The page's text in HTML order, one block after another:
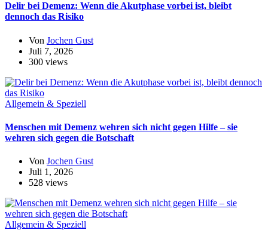
Delir bei Demenz: Wenn die Akutphase vorbei ist, bleibt
dennoch das Risiko
Von Jochen Gust
Juli 7, 2026
300 views
Allgemein & Speziell
Menschen mit Demenz wehren sich nicht gegen Hilfe – sie
wehren sich gegen die Botschaft
Von Jochen Gust
Juli 1, 2026
528 views
Allgemein & Speziell